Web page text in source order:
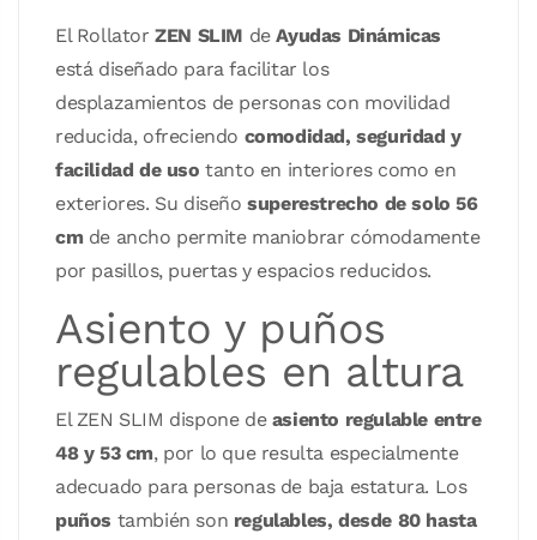
El RollatorZEN SLIM deAyudas Dinámicas
está diseñado para facilitar los
desplazamientos de personas con movilidad
reducida, ofreciendo comodidad, seguridad y
facilidad de uso tanto en interiores como en
exteriores. Su diseñosuperestrecho de solo 56
cm de ancho permite maniobrar cómodamente
por pasillos, puertas y espacios reducidos.
Asiento y puños
regulables en altura
El ZEN SLIM dispone de asiento regulable entre
48 y 53 cm, por lo que resulta especialmente
adecuado para personas de baja estatura. Los
puños también son regulables, desde 80 hasta